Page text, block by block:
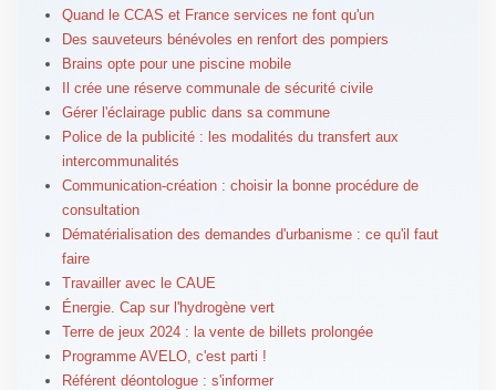
Quand le CCAS et France services ne font qu'un
Des sauveteurs bénévoles en renfort des pompiers
Brains opte pour une piscine mobile
Il crée une réserve communale de sécurité civile
Gérer l'éclairage public dans sa commune
Police de la publicité : les modalités du transfert aux
intercommunalités
Communication-création : choisir la bonne procédure de
consultation
Dématérialisation des demandes d'urbanisme : ce qu'il faut
faire
Travailler avec le CAUE
Énergie. Cap sur l'hydrogène vert
Terre de jeux 2024 : la vente de billets prolongée
Programme AVELO, c'est parti !
Référent déontologue : s'informer